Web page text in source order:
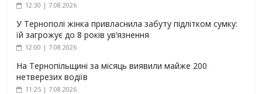
12:30 | 7.08.2026
У Тернополі жінка привласнила забуту підлітком сумку:
їй загрожує до 8 років ув’язнення
12:00 | 7.08.2026
На Тернопільщині за місяць виявили майже 200
нетверезих водіїв
11:25 | 7.08.2026